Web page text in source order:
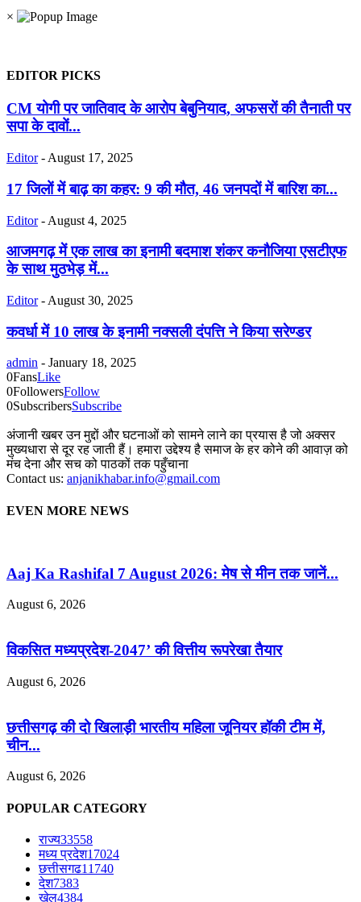
×
EDITOR PICKS
CM योगी पर जातिवाद के आरोप बेबुनियाद, अफसरों की तैनाती पर
सपा के दावों...
Editor - August 17, 2025
17 जिलों में बाढ़ का कहर: 9 की मौत, 46 जनपदों में बारिश का...
Editor - August 4, 2025
आजमगढ़ में एक लाख का इनामी बदमाश शंकर कनौजिया एसटीएफ
के साथ मुठभेड़ में...
Editor - August 30, 2025
कवर्धा में 10 लाख के इनामी नक्सली दंपत्ति ने किया सरेण्डर
admin - January 18, 2025
0FansLike
0FollowersFollow
0SubscribersSubscribe
अंजानी खबर उन मुद्दों और घटनाओं को सामने लाने का प्रयास है जो अक्सर
मुख्यधारा से दूर रह जाती हैं। हमारा उद्देश्य है समाज के हर कोने की आवाज़ को
मंच देना और सच को पाठकों तक पहुँचाना
Contact us: anjanikhabar.info@gmail.com
EVEN MORE NEWS
Aaj Ka Rashifal 7 August 2026: मेष से मीन तक जानें...
August 6, 2026
विकसित मध्यप्रदेश-2047’ की वित्तीय रूपरेखा तैयार
August 6, 2026
छत्तीसगढ़ की दो खिलाड़ी भारतीय महिला जूनियर हॉकी टीम में,
चीन...
August 6, 2026
POPULAR CATEGORY
राज्य33558
मध्य प्रदेश17024
छत्तीसगढ11740
देश7383
खेल4384